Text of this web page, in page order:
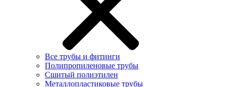
Все трубы и фитинги
Полипропиленовые трубы
Сшитый полиэтилен
Металлопластиковые трубы